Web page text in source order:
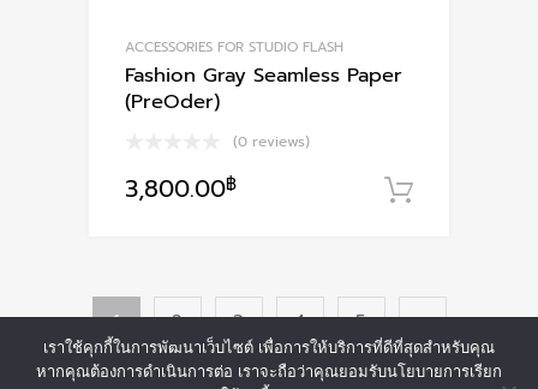
ACCESSORIES FOR STUDIO FLASH
Fashion Gray Seamless Paper
(PreOder)
(0 reviews)
3,800.00฿
1 2 3 4 5
เราใช้คุกกี้ในการพัฒนาเว็บไซต์ เพื่อการให้บริการที่ดีที่สุดสำหรับคุณ
หากคุณต้องการดำเนินการต่อ เราจะถือว่าคุณยอมรับนโยบายการเรียก